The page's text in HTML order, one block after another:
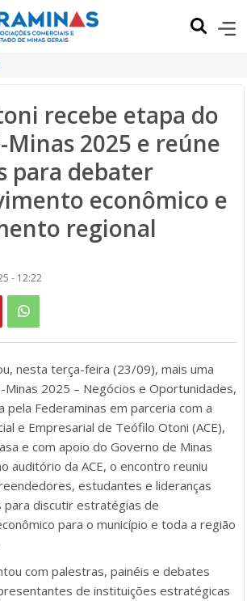
recebe etapa do
Minas 2025 e reúne
para debater
econômico e
regional
- 12:22
nesta terça-feira (23/09), mais uma
Minas 2025 – Negócios e Oportunidades,
pela Federaminas em parceria com a
e Empresarial de Teófilo Otoni (ACE),
e com apoio do Governo de Minas
auditório da ACE, o encontro reuniu
estudantes e lideranças
para discutir estratégias de
para o município e toda a região
com palestras, painéis e debates
de instituições estratégicas